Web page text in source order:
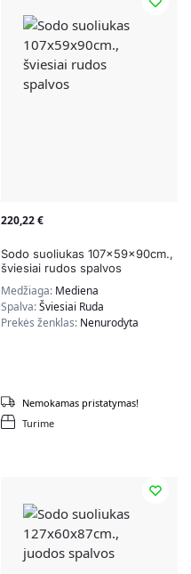
220,22€
Sodo suoliukas 107x59x90cm.,
šviesiai rudos spalvos
Medžiaga: Mediena
Spalva:Šviesiai Ruda
Prekės ženklas: Nenurodyta
Turime
Nemokamas pristatymas!